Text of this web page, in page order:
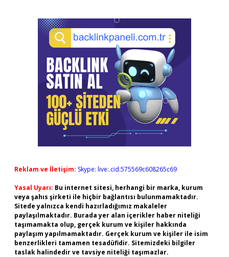
Reklam ve İletişim: Skype: live:.cid.575569c608265c69
Yasal Uyarı: Bu internet sitesi, herhangi bir marka, kurum
veya şahıs şirketi ile hiçbir bağlantısı bulunmamaktadır.
Sitede yalnızca kendi hazırladığımız makaleler
paylaşılmaktadır. Burada yer alan içerikler haber niteliği
taşımamakta olup, gerçek kurum ve kişiler hakkında
paylaşım yapılmamaktadır. Gerçek kurum ve kişiler ile isim
benzerlikleri tamamen tesadüfidir. Sitemizdeki bilgiler
taslak halindedir ve tavsiye niteliği taşımazlar.